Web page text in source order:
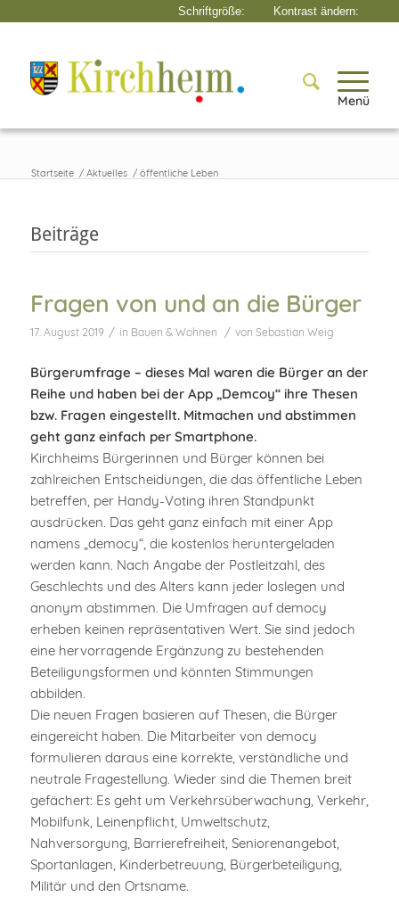
Menü
Startseite / Aktuelles / öffentliche Leben
Beiträge
Fragen von und an die Bürger
17. August 2019 / in Bauen & Wohnen / von Sebastian Weig
Bürgerumfrage – dieses Mal waren die Bürger an der
Reihe und haben bei der App „Demcoy“ ihre Thesen
bzw. Fragen eingestellt. Mitmachen und abstimmen
geht ganz einfach per Smartphone.
Kirchheims Bürgerinnen und Bürger können bei
zahlreichen Entscheidungen, die das öffentliche Leben
betreffen, per Handy-Voting ihren Standpunkt
ausdrücken. Das geht ganz einfach mit einer App
namens „democy“, die kostenlos heruntergeladen
werden kann. Nach Angabe der Postleitzahl, des
Geschlechts und des Alters kann jeder loslegen und
anonym abstimmen. Die Umfragen auf democy
erheben keinen repräsentativen Wert. Sie sind jedoch
eine hervorragende Ergänzung zu bestehenden
Beteiligungsformen und könnten Stimmungen
abbilden.
Die neuen Fragen basieren auf Thesen, die Bürger
eingereicht haben. Die Mitarbeiter von democy
formulieren daraus eine korrekte, verständliche und
neutrale Fragestellung. Wieder sind die Themen breit
gefächert: Es geht um Verkehrsüberwachung, Verkehr,
Mobilfunk, Leinenpflicht, Umweltschutz,
Nahversorgung, Barrierefreiheit, Seniorenangebot,
Sportanlagen, Kinderbetreuung, Bürgerbeteiligung,
Militär und den Ortsname.